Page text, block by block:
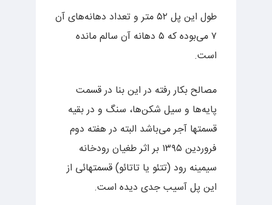
طول این پل ۵۲ متر و تعداد دهانه‌های آن
۷ می‌بوده که ۵ دهانه آن سالم مانده
است.
مصالح بکار رفته در این بنا در قسمت
پایه‌ها و سیل شکن‌ها، سنگ و در بقیه
قسمتها آجر می‌باشد البته در هفته دوم
فروردین ۱۳۹۵ بر اثر طغیان رودخانه
سیمینه رود (تتئو یا تاتائو) قسمتهائی از
این پل آسیب جدی دیده است.